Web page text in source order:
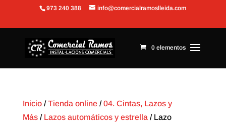
Abrir barra de herramientas
973 240 388 info@comercialramoslleida.com
0 elementos
Inicio/Tienda online/04. Cintas, Lazos y
Más/ Lazos automáticos y estrella / Lazo